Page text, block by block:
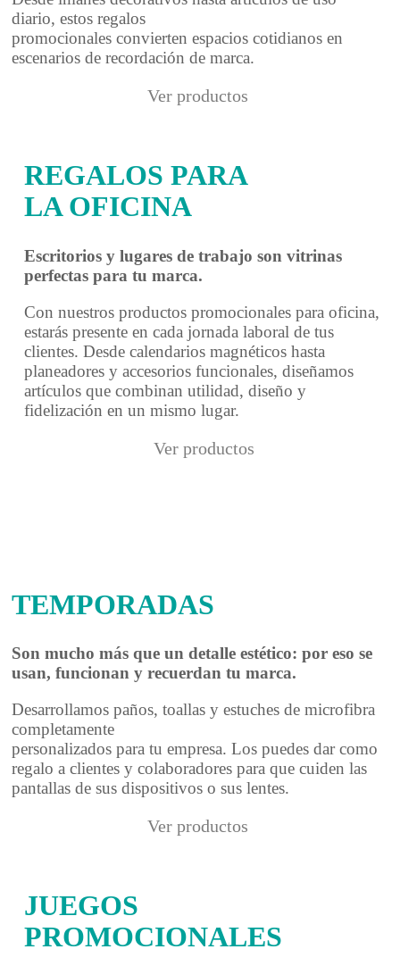
diario, estos regalos
promocionales convierten espacios cotidianos en
escenarios de recordación de marca.
Ver productos
REGALOS PARA
LA OFICINA
Escritorios y lugares de trabajo son vitrinas
perfectas para tu marca.
Con nuestros productos promocionales para oficina,
estarás presente en cada jornada laboral de tus
clientes. Desde calendarios magnéticos hasta
planeadores y accesorios funcionales, diseñamos
artículos que combinan utilidad, diseño y
fidelización en un mismo lugar.
Ver productos
TEMPORADAS
Son mucho más que un detalle estético: por eso se
usan, funcionan y recuerdan tu marca.
Desarrollamos paños, toallas y estuches de microfibra
completamente
personalizados para tu empresa. Los puedes dar como
regalo a clientes y colaboradores para que cuiden las
pantallas de sus dispositivos o sus lentes.
Ver productos
JUEGOS
PROMOCIONALES